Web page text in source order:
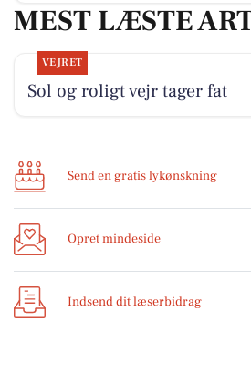
MEST LÆSTE
VEJRET
Sol og roligt vejr tager fat
Send en gratis lykønskning
Opret mindeside
Indsend dit læserbidrag